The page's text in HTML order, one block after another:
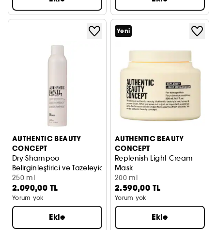
AUTHENTIC BEAUTY
CONCEPT
Dry Shampoo
Belirginleştirici ve Tazeleyici Kuru Şampuan
250 ml
2.090,00 TL
Yorum yok
Ekle
Yeni
AUTHENTIC BEAUTY
CONCEPT
Replenish Light Cream
Mask
İnce Telli ve Yıpranmış
200 ml
2.590,00 TL
Yorum yok
Ekle